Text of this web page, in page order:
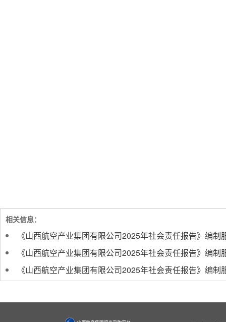
相关信息：
《山西航空产业集团有限公司2025年社会责任报告》编制
《山西航空产业集团有限公司2025年社会责任报告》编制
《山西航空产业集团有限公司2025年社会责任报告》编制